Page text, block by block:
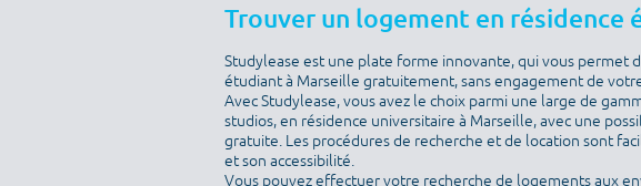
Trouver un logement en résidence
Studylease est une plate forme innovante, qui vous permet
étudiant à Marseille gratuitement, sans engagement de
Avec Studylease, vous avez le choix parmi une large de
studios, en résidence universitaire à Marseille, avec une
gratuite. Les procédures de recherche et de location sont
et son accessibilité.
Vous pouvez effectuer votre recherche de logements aux